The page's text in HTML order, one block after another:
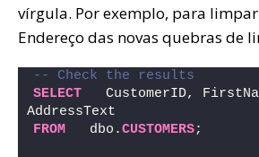
vírgula. Por exemplo, para
Endereço das novas quebras de
-- Check the results
SELECT
CustomerID,
AddressText
FROM
   dbo.
CUSTOMERS;